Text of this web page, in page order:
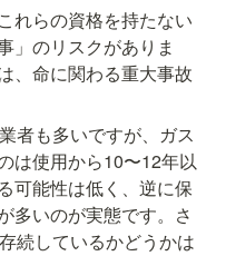
れらの資格を持たない
」のリスクがありま
、命に関わる重大事故
者も多いですが、ガス
は使用から10〜12年以
可能性は低く、逆に保
多いのが実態です。さ
続しているかどうかは